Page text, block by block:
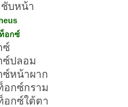
บหน้า
อกซ์
ซ์
ซ์ปลอม
ซ์หน้าผาก
อกซ์กราม
อกซ์ใต้ตา
กหนึ่งตัวช่วยที่ทำให้
เปล่งปลั่ง สวยใส มี
นมีคอลลาเจนอยูใน
ายุเพิ่มขึ้นยิ่งส่งผลให้
ราของเราเสื่อมสลาย